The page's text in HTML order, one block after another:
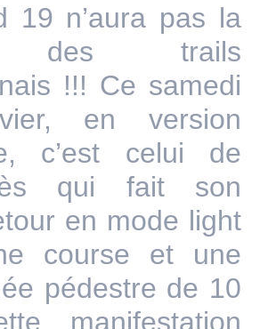
19 n’aura pas la
des trails
!!! Ce samedi
en version
c’est celui de
qui fait son
en mode light
course et une
pédestre de 10
manifestation